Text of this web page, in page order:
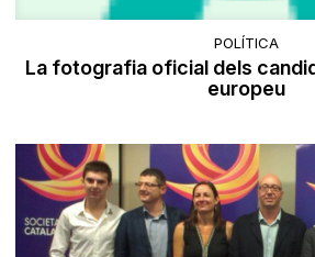
POLÍTICA
La fotografia oficial dels
europeu